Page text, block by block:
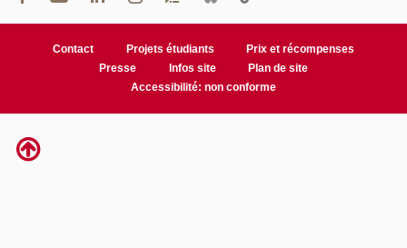
Contact Projets étudiants
Prix et récompenses
Presse
Infos site
Plan de site
Accessibilité: non conforme